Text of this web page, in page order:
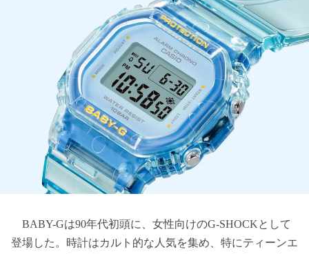
BABY-Gは90年代初頭に、女性向けのG-SHOCKとして
登場した。時計はカルト的な人気を集め、特にティーンエ